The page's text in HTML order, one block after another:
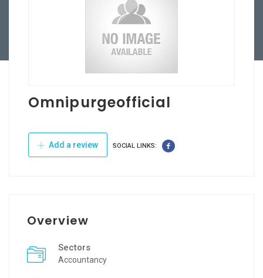
Omnipurgeofficial
Add a review SOCIAL LINKS:
Overview
Sectors
Accountancy